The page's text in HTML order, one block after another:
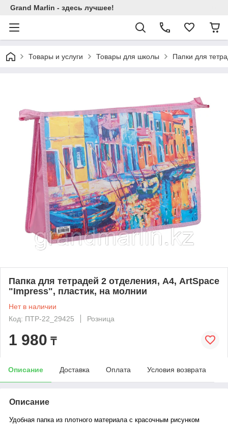
Grand Marlin - здесь лучшее!
Товары и услуги Товары для школы Папки для
Папка для тетрадей 2 отделения, А4, ArtSpace
"Impress", пластик, на молнии
Нет в наличии
Код: ПТР-22_29425
Розница
1 980 ₸
Описание Доставка Оплата Условия возврата
Описание
Удобная папка из плотного материала с красочным рисунком